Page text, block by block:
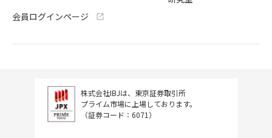
会員ログインページ
株式会社IBJは、東京証券取引所
プライム市場に上場しております。
（証券コード：6071）